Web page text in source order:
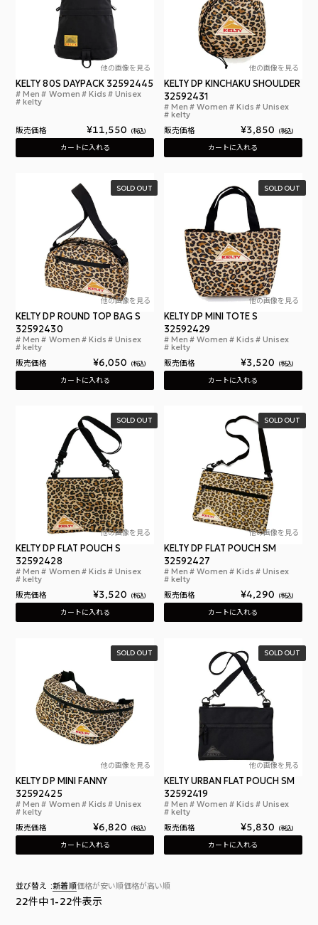
他の画像を見る
ケルティ 80s デイパック BLACK リュック ブラ
KELTY 80S DAYPACK 32592445
Men Women Kids Unisex
kelty
販売価格 ¥11,550 税込
カートに入れる
他の画像を見る
KELTY DP KINCHAKU SHOULDER
32592431
Men Women Kids Unisex
kelty
販売価格 ¥3,850 税込
カートに入れる
他の画像を見る
ケルティ デジタルプリント ラウンド トップ バ
KELTY DP ROUND TOP BAG S
32592430
Men Women Kids Unisex
kelty
販売価格 ¥6,050 税込
SOLD OUT
カートに入れる
他の画像を見る
KELTY DP MINI TOTE S
32592429
Men Women Kids Unisex
kelty
販売価格 ¥3,520 税込
SOLD OUT
カートに入れる
他の画像を見る
ケルティ デジタルプリント フラット ポーチ S
KELTY DP FLAT POUCH S
32592428
Men Women Kids Unisex
kelty
販売価格 ¥3,520 税込
SOLD OUT
カートに入れる
他の画像を見る
KELTY DP FLAT POUCH SM
32592427
Men Women Kids Unisex
kelty
販売価格 ¥4,290 税込
SOLD OUT
カートに入れる
他の画像を見る
ケルティ デジタルプリント ミニ ファニー
KELTY DP MINI FANNY
32592425
Men Women Kids Unisex
kelty
販売価格 ¥6,820 税込
SOLD OUT
カートに入れる
他の画像を見る
KELTY URBAN FLAT POUCH SM
32592419
Men Women Kids Unisex
kelty
販売価格 ¥5,830 税込
SOLD OUT
カートに入れる
並び替え 新着順価格が安い順価格が高い順
22件中1-22件表示